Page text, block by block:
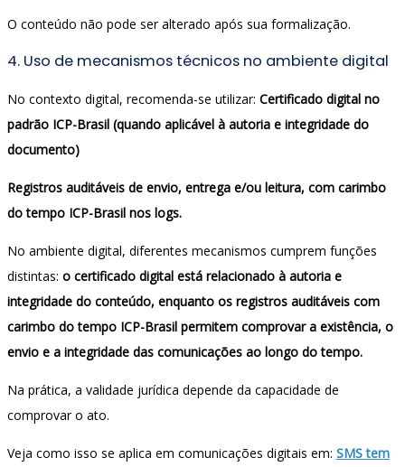
O conteúdo não pode ser alterado após sua formalização.
4. Uso de mecanismos técnicos no ambiente digital
No contexto digital, recomenda-se utilizar: Certificado digital no
padrão ICP-Brasil (quando aplicável à autoria e integridade do
documento)
Registros auditáveis de envio, entrega e/ou leitura, com carimbo
do tempo ICP-Brasil nos logs.
No ambiente digital, diferentes mecanismos cumprem funções
distintas: o certificado digital está relacionado à autoria e
integridade do conteúdo, enquanto os registros auditáveis com
carimbo do tempo ICP-Brasil permitem comprovar a existência, o
envio e a integridade das comunicações ao longo do tempo.
Na prática, a validade jurídica depende da capacidade de
comprovar o ato.
Veja como isso se aplica em comunicações digitais em: SMS tem